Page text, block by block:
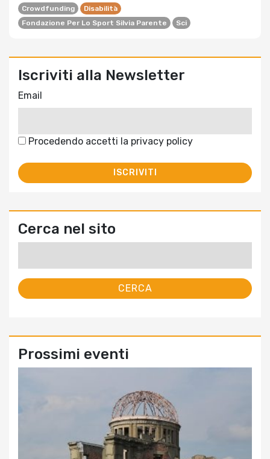
Crowdfunding
Disabilità
Fondazione Per Lo Sport Silvia Parente
Sci
Iscriviti alla Newsletter
Email
Procedendo accetti la privacy policy
Cerca nel sito
Prossimi eventi